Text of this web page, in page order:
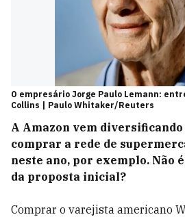
O empresário Jorge Paulo Lemann:
Collins | Paulo Whitaker/Reuters
A Amazon vem
comprar a rede de
neste ano, por exemplo. Não
da proposta inicial?
Comprar o varejista americano